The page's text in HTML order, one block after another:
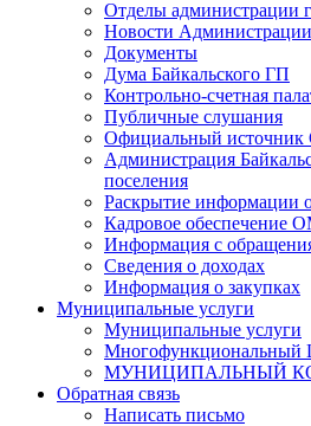
Отделы администрации
Новости Администрации
Документы
Дума Байкальского ГП
Контрольно-счетная
Публичные слушания
Официальный
Администрация
поселения
Раскрытие информации
Кадровое обеспечение
Информация с
Сведения о доходах
Информация о закупках
Муниципальные услуги
Муниципальные услуги
МУНИЦИПАЛЬНЫЙ
Обратная связь
Написать письмо